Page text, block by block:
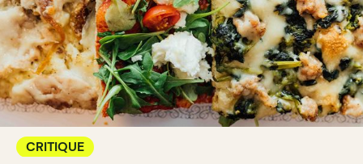
CRITIQUE